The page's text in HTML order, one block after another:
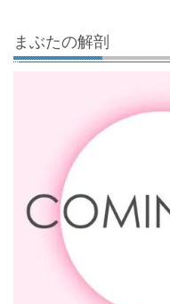
まぶたの解剖